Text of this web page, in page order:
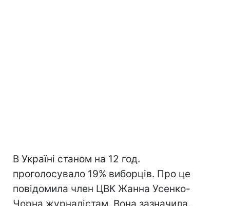
В Україні станом на 12 год.
проголосувало 19% виборців. Про це
повідомила член ЦВК Жанна Усенко-